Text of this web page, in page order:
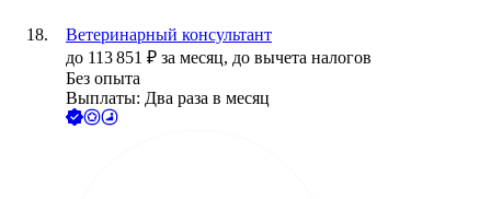
Ветеринарный консультант
до 113 851 ₽ за месяц, до вычета налогов
Без опыта
Выплаты: Два раза в месяц